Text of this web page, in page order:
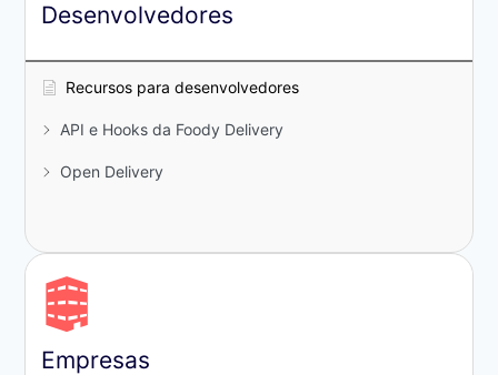
Desenvolvedores
Recursos para desenvolvedores
API e Hooks da Foody Delivery
Open Delivery
Empresas